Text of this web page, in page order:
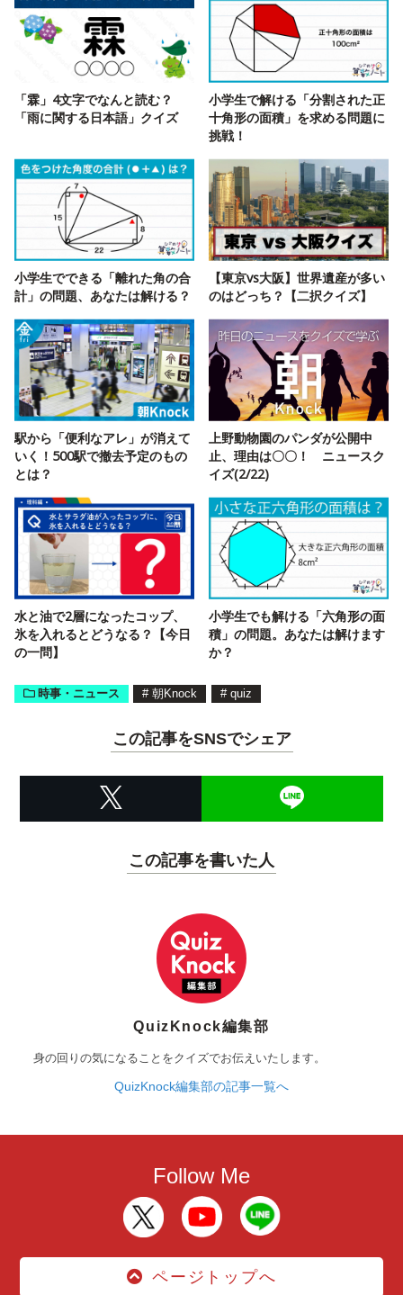
「霖」4文字でなんと読む？
「雨に関する日本語」クイズ
小学生で解ける「分割された正
十角形の面積」を求める問題に
挑戦！
小学生でできる「離れた角の合
計」の問題、あなたは解ける？
【東京vs大阪】世界遺産が多い
のはどっち？【二択クイズ】
駅から「便利なアレ」が消えて
いく！500駅で撤去予定のもの
とは？
上野動物園のパンダが公開中
止、理由は〇〇！ ニュースク
イズ(2/22)
水と油で2層になったコップ、
氷を入れるとどうなる？【今日
の一問】
小学生でも解ける「六角形の面
積」の問題。あなたは解けます
か？
時事・ニュース # 朝Knock # quiz
この記事をSNSでシェア
この記事を書いた人
QuizKnock編集部
身の回りの気になることをクイズでお伝えいたします。
QuizKnock編集部の記事一覧へ
Follow Me
ページトップへ